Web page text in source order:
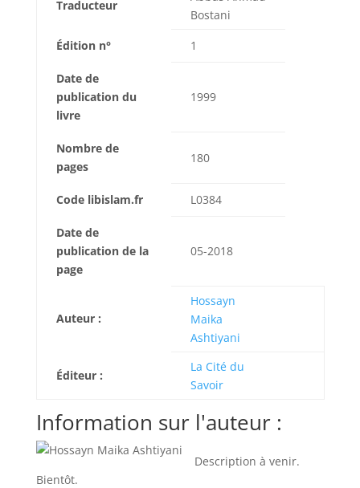
Traducteur
Bostani
Édition n°
1
Date de
publication du
livre
1999
Nombre de
pages
180
Code libislam.fr L0384
Date de
publication de la
page
05-2018
Auteur :
Hossayn
Maika
Ashtiyani
Éditeur :
La Cité du
Savoir
Information sur l'auteur :
Description à venir.
Bientôt.